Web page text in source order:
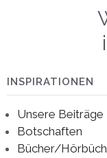
INSPIRATIONEN
Unsere Beiträge
Botschaften
Bücher/